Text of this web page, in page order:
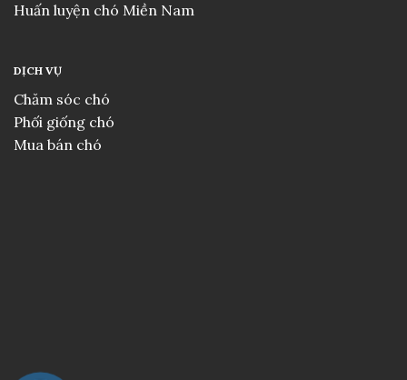
Huấn luyện chó Miền Nam
DỊCH VỤ
Chăm sóc chó
Phối giống chó
Mua bán chó